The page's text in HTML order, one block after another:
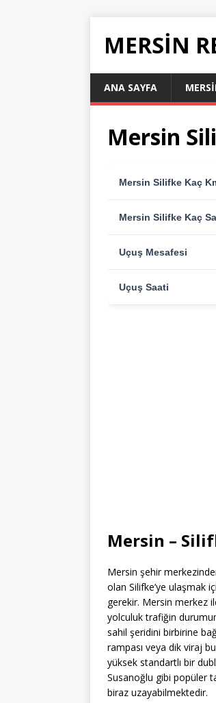
MERSIN
ANA SAYFA
Mersin
Mersin Silifke Kaç
Mersin Silifke Kaç
Uçuş Mesafesi
Uçuş Saati
Mersin –
Mersin şehir
olan Silifke’ye ulaşmak
gerekir. Mersin merkez
yolculuk trafiğin
sahil şeridini birbirine
rampası veya dik viraj
yüksek standartlı bir
Susanoğlu gibi popüler
biraz uzayabilmektedir.